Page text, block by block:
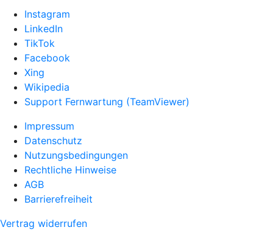
Instagram
LinkedIn
TikTok
Facebook
Xing
Wikipedia
Support Fernwartung (TeamViewer)
Impressum
Datenschutz
Nutzungsbedingungen
Rechtliche Hinweise
AGB
Barrierefreiheit
Vertrag widerrufen